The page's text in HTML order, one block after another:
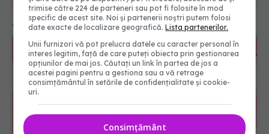
URMĂRITORI URMĂRITORI
ARTICOLE SIMILARE
trimise către 224 de parteneri sau pot fi folosite în mod
specific de acest site. Noi și partenerii noștri putem folosi
date exacte de localizare geografică.Lista partenerilor.
Unii furnizori vă pot prelucra datele cu caracter personal în
interes legitim, față de care puteți obiecta prin gestionarea
opțiunilor de mai jos. Căutați un link în partea de jos a
acestei pagini pentru a gestiona sau a vă retrage
consimțământul în setările de confidențialitate și cookie-
uri.
Consimțământ